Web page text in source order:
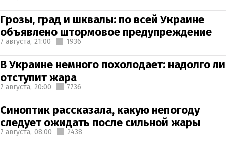
Грозы, град и шквалы: по всей Украине
объявлено штормовое предупреждение
7 августа, 21:00 1936
В Украине немного похолодает: надолго ли
отступит жара
7 августа, 20:00 7736
Синоптик рассказала, какую непогоду
следует ожидать после сильной жары
7 августа, 08:00 2438